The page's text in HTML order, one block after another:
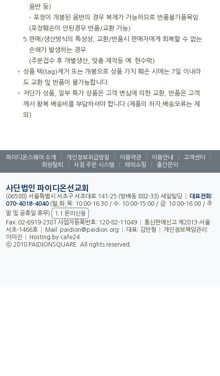
음반 등)
- 포장이 개봉된 음반의 경우 복제가 가능하므로 반품불가품목임
(포장훼손이 안된경우 반품/교환 가능)
5. 판매/생산방식의 특성상, 교환/반품시 판매자에게 회복할 수 없는
손해가 발생하는 경우
(주문접수 후 개별생산, 맞춤 제작등 예: 현수막)
＊ 상품 택(tag)제거 또는 개봉으로 상품 가치 훼손 시에는 7일 이내라
도 교환 및 반품이 불가능합니다.
＊ 저단가 상품, 일부 특가 상품은 고객 변심에 의한 교환, 반품은 고객
께서 왕복 배송비를 부담하셔야 합니다.(제품의 하자,배송오류는 제
외)
파이디온스퀘어 소개 개인정보취급방침 이용약관 이용안내 고객센터
회원탈퇴
서점 주문 시스템 해외쇼핑 출간문의
사단법인 파이디온선교회
(06588) 서울특별시 서초구 서초대로 141-25 (방배동 882-33) 세일빌딩
대표전화:
070-4018-4040 (월,화,목: 10:00-16:30 / 수: 10:00-15:00 / 금: 10:00-16:00 / 주
말 및 공휴일 휴무)
1:1 문의신청
Fax: 02-6919-2381 사업자등록번호: 120-82-11049
통신판매신고 제2013-서울
서초-1466호
Mail: paidion@paidion.org 대표: 김만형
개인정보책임관리:
이미진
Hosting by cafe24
ⓒ 2010 PAIDIONSQUARE. All rights reserved.